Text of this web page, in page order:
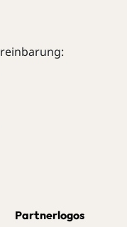
Partnerlogos